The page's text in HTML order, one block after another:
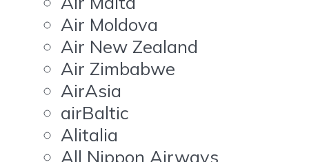
Air Moldova
Air New Zealand
Air Zimbabwe
AirAsia
airBaltic
Alitalia
All Nippon Airways